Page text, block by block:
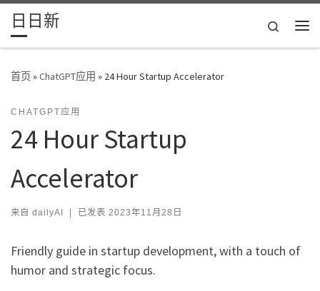
Skip to content
日日新
Search
首页»ChatGPT应用 » 24 Hour Startup Accelerator
CHATGPT应用
24 Hour Startup
Accelerator
来自 dailyAI | 已发表 2023年11月28日
Friendly guide in startup development, with a touch of
humor and strategic focus.